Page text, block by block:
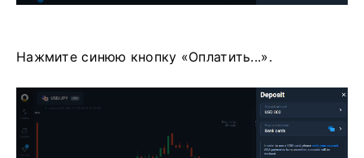
Нажмите синюю кнопку «Оплатить...».